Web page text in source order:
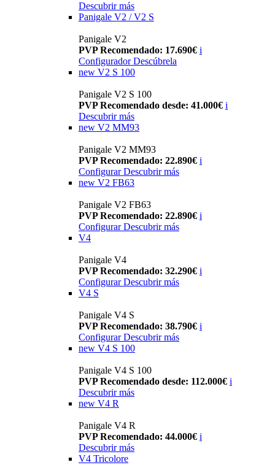
Descubrir más
Panigale V2 / V2 S
Panigale V2
PVP Recomendado: 17.690€ i
Configurador Descúbrela
new V2 S 100
Panigale V2 S 100
PVP Recomendado desde: 41.000€ i
Descubrir más
new V2 MM93
Panigale V2 MM93
PVP Recomendado: 22.890€ i
Configurar Descubrir más
new V2 FB63
Panigale V2 FB63
PVP Recomendado: 22.890€ i
Configurar Descubrir más
V4
Panigale V4
PVP Recomendado: 32.290€ i
Configurar Descubrir más
V4 S
Panigale V4 S
PVP Recomendado: 38.790€ i
Configurar Descubrir más
new V4 S 100
Panigale V4 S 100
PVP Recomendado desde: 112.000€ i
Descubrir más
new V4 R
Panigale V4 R
PVP Recomendado: 44.000€ i
Descubrir más
V4 Tricolore